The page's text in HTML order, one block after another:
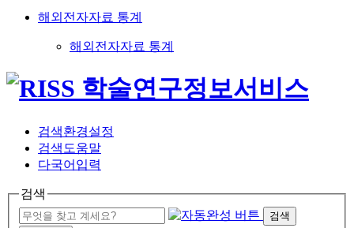
해외전자자료 통계
해외전자자료 통계
검색환경설정
검색도움말
다국어입력
검색
검색